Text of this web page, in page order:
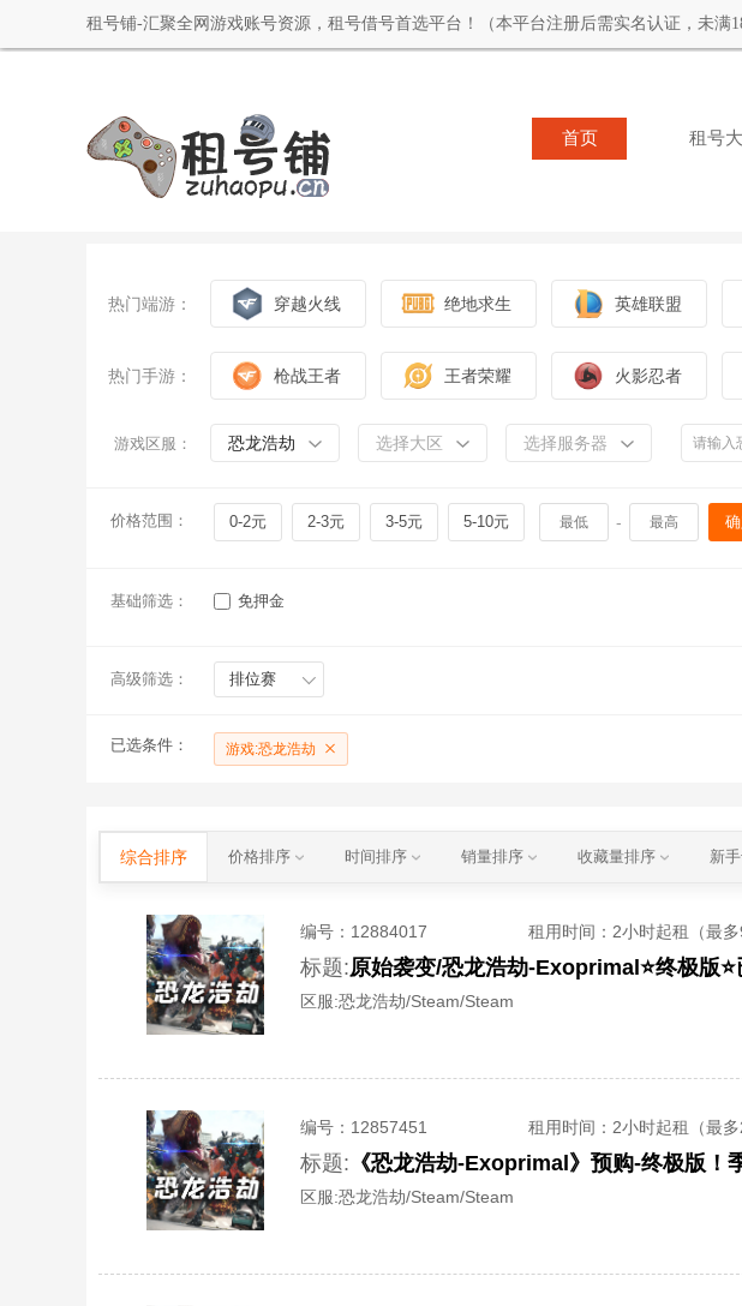
租号铺-汇聚全网游戏账号资源，租号借号首选平台！（本平台注册后需实名认证，未满
首页 租号
热门端游： 穿越火线 绝地求生 英雄联盟
热门手游： 枪战王者 王者荣耀 火影忍者
游戏区服： 恐龙浩劫 选择大区 选择服务器
价格范围： 0-2元 2-3元 3-5元 5-10元 -
基础筛选： 免押金
高级筛选： 排位赛
已选条件： 游戏:恐龙浩劫
综合排序 价格排序 时间排序 销量排序 收藏量排序 新
编号： 12884017 租用时间 ：2小时起租（最多
标题:原始袭变/恐龙浩劫-Exoprimal⭐终极版⭐
区服:恐龙浩劫/Steam/Steam
编号： 12857451 租用时间 ：2小时起租（最多
标题: 《恐龙浩劫-Exoprimal》预购-终极版！
区服:恐龙浩劫/Steam/Steam